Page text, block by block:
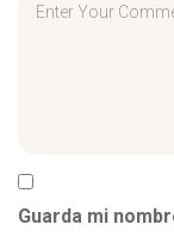
Guarda mi